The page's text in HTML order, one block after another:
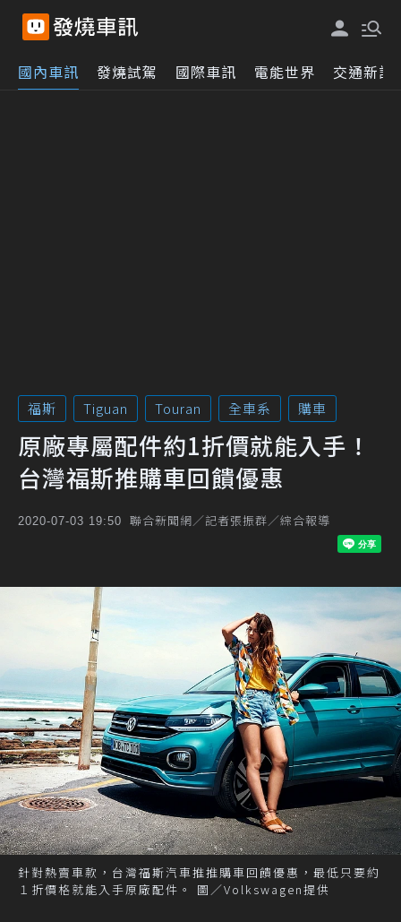
國內車訊 發燒試駕 國際車訊 電能世界 交通新訊
福斯 Tiguan Touran 全車系 購車
原廠專屬配件約1折價就能入手！
台灣福斯推購車回饋優惠
2020-07-03 19:50 聯合新聞網／記者張振群／綜合報導
針對熱賣車款，台灣福斯汽車推推購車回饋優惠，最低只要約
１折價格就能入手原廠配件。 圖／Volkswagen提供